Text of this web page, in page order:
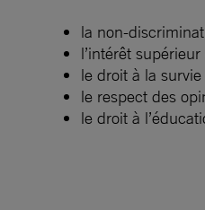
la non-
l’intérêt
le droit à la
le respect des
le droit à